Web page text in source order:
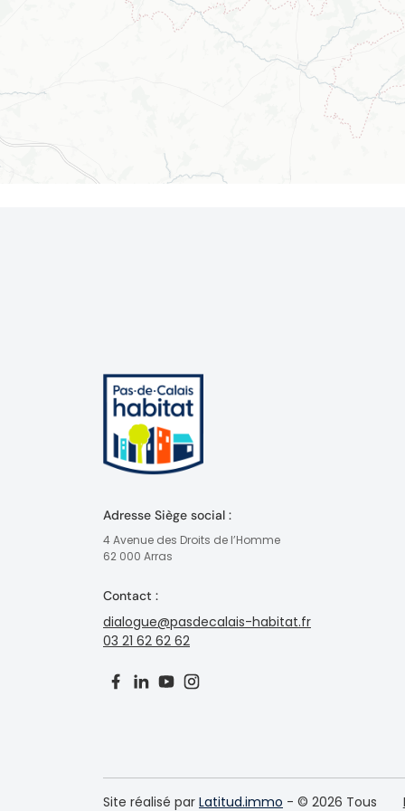
Adresse Siège social :
4 Avenue des Droits de l’Homme
62 000 Arras
Contact :
dialogue@pasdecalais-habitat.fr
03 21 62 62 62
Site réalisé par Latitud.immo - © 2026 Tous